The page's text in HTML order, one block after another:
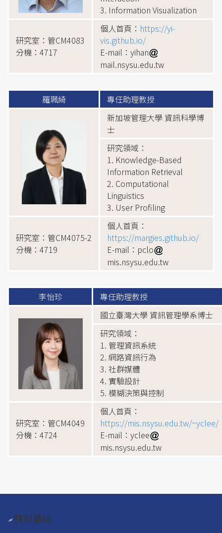
3. Information Visualization
研究室：管CM4083
分機：4717
個人首頁： https://yi-
vis.github.io/
E-mail：yihan
mail.nsysu.edu.tw
羅珮綺
專任助理教授
新加坡管理大學 資訊科學博
士
研究領域：
1. Knowledge-Based
Information Retrieval
2. Computational
Linguistics
3. User Profiling
研究室：管CM4075-2
分機：4719
個人首頁：
https://margies.github.io/
E-mail：pclo
mis.nsysu.edu.tw
李怡珍
專任助理教授
國立臺灣大學 資訊管理學系博士
研究領域：
1. 管理資訊系統
2. 網路資訊行為
3. 社群媒體
4. 實驗設計
5. 模糊決策與控制
研究室：管CM4049
分機：4724
個人首頁：
https://mis.nsysu.edu.tw/~yclee/
E-mail：yclee
mis.nsysu.edu.tw
特別連結